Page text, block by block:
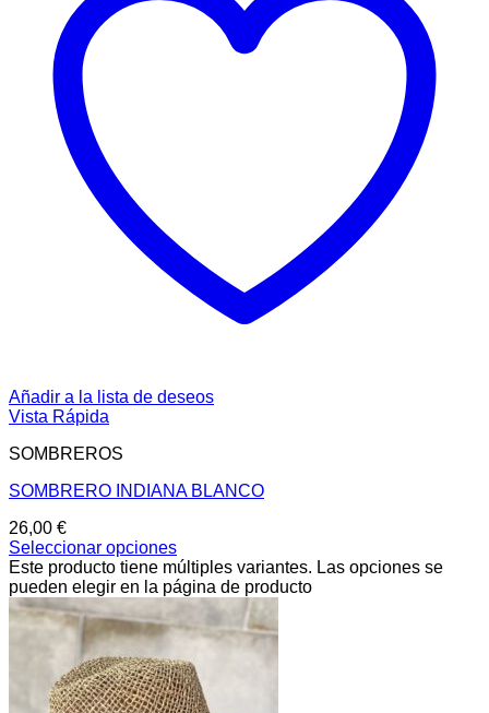
Añadir a la lista de deseos
Vista Rápida
SOMBREROS
SOMBRERO INDIANA BLANCO
26,00 €
Seleccionar opciones
Este producto tiene múltiples variantes. Las opciones se
pueden elegir en la página de producto